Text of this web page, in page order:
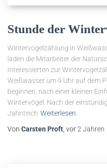
Stunde der
Wintervogelzählung in
laden die Mitarbeiter der
Interessierten zur
Weißwasser um 9 Uhr auf dem
beginnen, nach einer kleinen
Wintervögel. Nach der
Jahnteich Weiterlesen
Von Carsten Proft, vor2 Jahren